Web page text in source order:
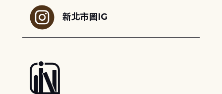
新北市圖IG